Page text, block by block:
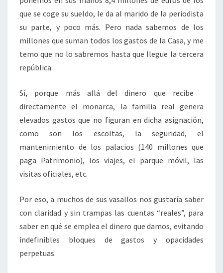
que se coge su sueldo, le da al marido de la periodista
su parte, y poco más. Pero nada sabemos de los
millones que suman todos los gastos de la Casa, y me
temo que no lo sabremos hasta que llegue la tercera
república.
Sí, porque más allá del dinero que recibe
directamente el monarca, la familia real genera
elevados gastos que no figuran en dicha asignación,
como son los escoltas, la seguridad, el
mantenimiento de los palacios (140 millones que
paga Patrimonio), los viajes, el parque móvil, las
visitas oficiales, etc.
Por eso, a muchos de sus vasallos nos gustaría saber
con claridad y sin trampas las cuentas “reales”, para
saber en qué se emplea el dinero que damos, evitando
indefinibles bloques de gastos y opacidades
perpetuas.